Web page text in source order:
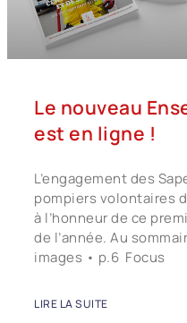
Le nouveau
est en ligne !
L’engagement des
pompiers volontaires
à l’honneur de ce
de l’année. Au
images • p.6 Focus
LIRE LA SUITE